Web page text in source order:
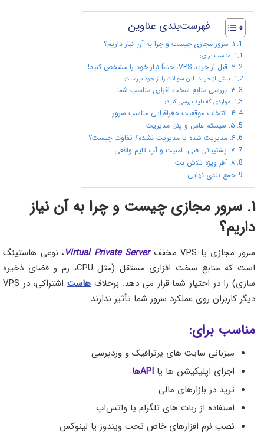
فهرست‌بندی عناوین
۱. سرور مجازی چیست و چرا به آن نیاز داریم؟
مناسب برای:
۲. قبل از خرید VPS، حتماً نیاز خود را مشخص کنید!
پیش از خرید، این سوالات را از خود بپرسید:
۳. بررسی منابع سخت‌ افزاری مناسب شما
مواردی که باید بررسی کنید:
۴. انتخاب موقعیت جغرافیایی مناسب سرور
۵. سیستم‌ عامل و پنل مدیریت
۶. مدیریت‌ شده یا مدیریت‌ نشده؟ تفاوت چیست؟
۷. پشتیبانی فنی، امنیت و آپ‌ تایم واقعی
۸. آفر ویژه تلاش‌ نت
جمع‌ بندی نهایی
۱. سرور مجازی چیست و چرا به آن نیاز
داریم؟
سرور مجازی یا VPS مخفف Virtual Private Server، نوعی هاستینگ
است که منابع سخت‌ افزاری مستقل (مثل CPU، رم و فضای ذخیره‌
سازی) را در اختیار شما قرار می‌ دهد. برخلاف هاست
اشتراکی، در VPS
دیگر کاربران روی عملکرد سرور شما تأثیر ندارند.
مناسب برای:
میزبانی سایت‌ های پرترافیک و وردپرسی
اجرای اپلیکیشن‌ ها یا APIها
ترید در بازارهای مالی
استفاده از ربات‌ های تلگرام یا واتس‌اپ
نصب نرم‌ افزارهای خاص تحت ویندوز یا لینوکس